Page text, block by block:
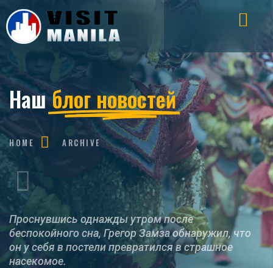
Нашблог новостей
HOME ARCHIVE
Проснувшись однажды утром после
беспокойного сна, Грегор Замза обнаружил, что
он у себя в постели превратился в страшное
насекомое.